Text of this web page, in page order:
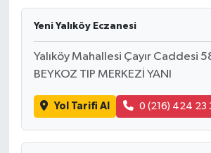
Yeni Yalıköy Eczanesi
Yalıköy Mahallesi Çayır Caddesi
BEYKOZ TIP MERKEZİ YANI
Yol Tarifi Al 0 (216) 424 23